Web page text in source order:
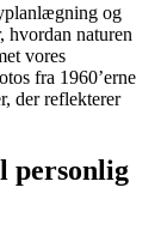
og
hvordan naturen
vores
fra 1960’erne
der reflekterer
personlig